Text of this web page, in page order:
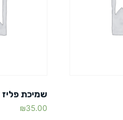
שמיכת פליז
₪35.00